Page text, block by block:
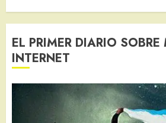
EL PRIMER DIARIO
INTERNET